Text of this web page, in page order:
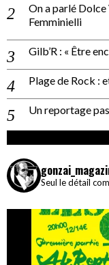
On a parlé
Femminielli
Gilb’R : « Être
Plage de Rock :
Un reportage
Seul le détail